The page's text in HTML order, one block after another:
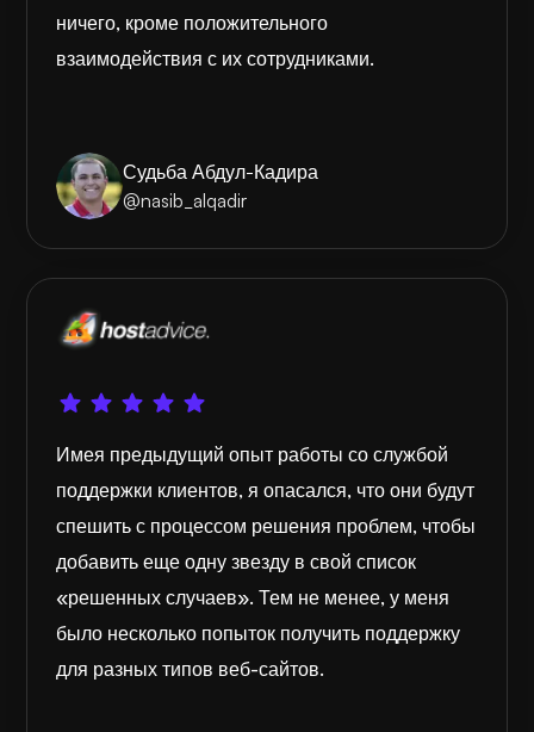
ничего, кроме положительного
взаимодействия с их сотрудниками.
Судьба Абдул-Кадира
@nasib_alqadir
Имея предыдущий опыт работы со службой
поддержки клиентов, я опасался, что они будут
спешить с процессом решения проблем, чтобы
добавить еще одну звезду в свой список
«решенных случаев». Тем не менее, у меня
было несколько попыток получить поддержку
для разных типов веб-сайтов.